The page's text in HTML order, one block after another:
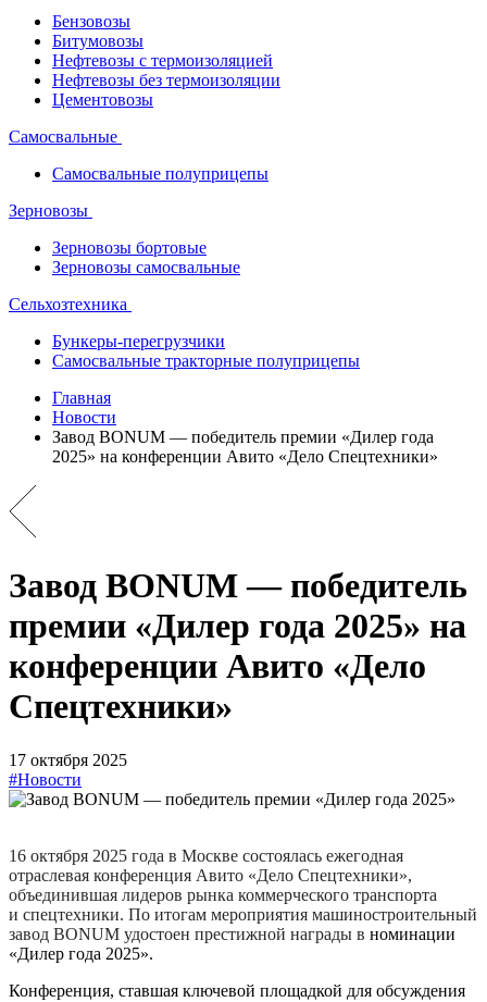
Бензовозы
Битумовозы
Нефтевозы с термоизоляцией
Нефтевозы без термоизоляции
Цементовозы
Самосвальные
Самосвальные полуприцепы
Зерновозы
Зерновозы бортовые
Зерновозы самосвальные
Сельхозтехника
Бункеры-перегрузчики
Самосвальные тракторные полуприцепы
Главная
Новости
Завод BONUM — победитель премии «Дилер года
2025» на конференции Авито «Дело Спецтехники»
Завод BONUM — победитель
премии «Дилер года 2025» на
конференции Авито «Дело
Спецтехники»
17 октября 2025
#Новости
16 октября 2025 года в Москве состоялась ежегодная
отраслевая конференция Авито «Дело Спецтехники»,
объединившая лидеров рынка коммерческого транспорта
и спецтехники. По итогам мероприятия машиностроительный
завод BONUM удостоен престижной награды в номинации
«Дилер года 2025».
Конференция, ставшая ключевой площадкой для обсуждения